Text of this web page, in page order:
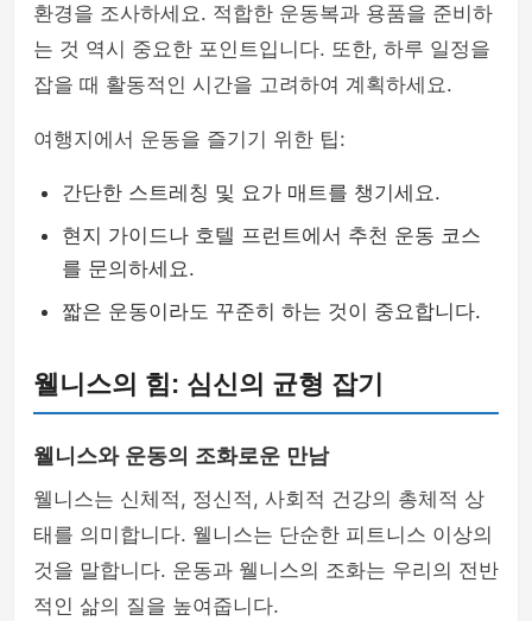
환경을 조사하세요. 적합한 운동복과 용품을 준비하
는 것 역시 중요한 포인트입니다. 또한, 하루 일정을
잡을 때 활동적인 시간을 고려하여 계획하세요.
여행지에서 운동을 즐기기 위한 팁:
간단한 스트레칭 및 요가 매트를 챙기세요.
현지 가이드나 호텔 프런트에서 추천 운동 코스
를 문의하세요.
짧은 운동이라도 꾸준히 하는 것이 중요합니다.
웰니스의 힘: 심신의 균형 잡기
웰니스와 운동의 조화로운 만남
웰니스는 신체적, 정신적, 사회적 건강의 총체적 상
태를 의미합니다. 웰니스는 단순한 피트니스 이상의
것을 말합니다. 운동과 웰니스의 조화는 우리의 전반
적인 삶의 질을 높여줍니다.